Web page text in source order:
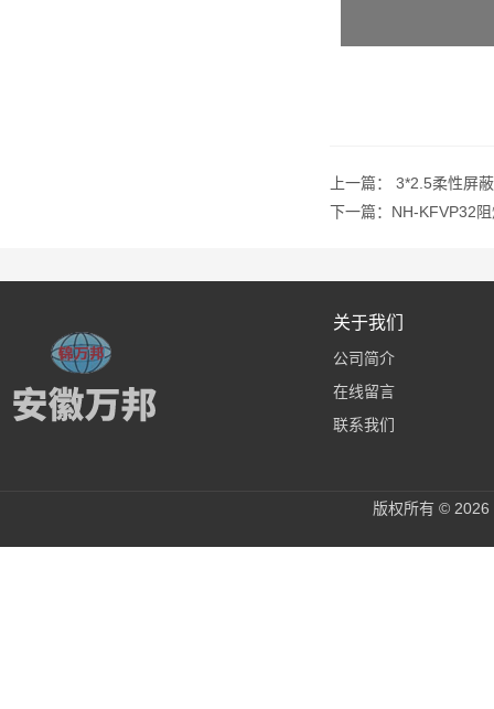
上一篇： 3*2.5柔性屏
下一篇： NH-KFVP32
关于我们
公司简介
在线留言
联系我们
版权所有 ©